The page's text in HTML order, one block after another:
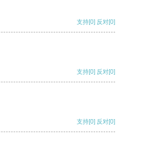
支持[0] 反对[0]
支持[0] 反对[0]
支持[0] 反对[0]